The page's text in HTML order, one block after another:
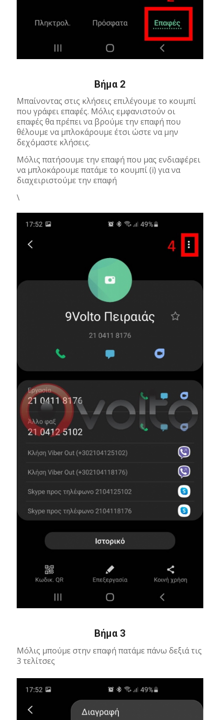
Βήμα 2
Μπαίνοντας στις κλήσεις επιλέγουμε το κουμπί
που γράφει επαφές. Μόλις εμφανιστούν οι
επαφές θα πρέπει να βρούμε την επαφή που
θέλουμε να μπλοκάρουμε έτσι ώστε να μην
δεχόμαστε κλήσεις.
Μόλις πατήσουμε την επαφή που μας ενδιαφέρει
να μπλοκάρουμε πατάμε το κουμπί (i) για να
διαχειριστούμε την επαφή
\
Βήμα 3
Μόλις μπούμε στην επαφή πατάμε πάνω δεξιά τις
3 τελίτσες